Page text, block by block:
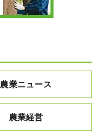
農業ニュース
農業経営